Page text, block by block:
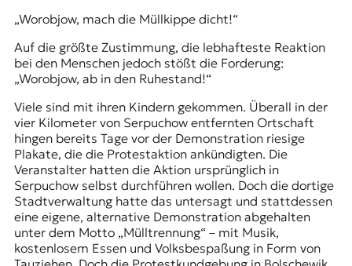
„Worobjow, mach die Müllkippe dicht!“
Auf die größte Zustimmung, die lebhafteste Reaktion
bei den Menschen jedoch stößt die Forderung:
„Worobjow, ab in den Ruhestand!“
Viele sind mit ihren Kindern gekommen. Überall in der
vier Kilometer von Serpuchow entfernten Ortschaft
hingen bereits Tage vor der Demonstration riesige
Plakate, die die Protestaktion ankündigten. Die
Veranstalter hatten die Aktion ursprünglich in
Serpuchow selbst durchführen wollen. Doch die dortige
Stadtverwaltung hatte das untersagt und stattdessen
eine eigene, alternative Demonstration abgehalten
unter dem Motto „Mülltrennung“ – mit Musik,
kostenlosem Essen und Volksbespaßung in Form von